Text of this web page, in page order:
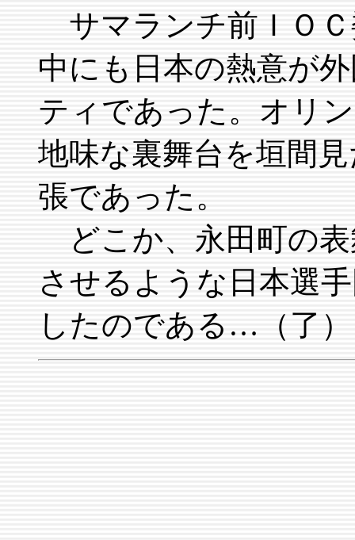
サマランチ前ＩＯ
中にも日本の熱意が
ティであった。オリ
地味な裏舞台を垣間
張であった。
どこか、永田町の
させるような日本選
したのである…（了